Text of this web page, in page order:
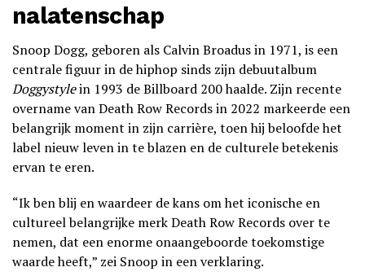
nalatenschap
Snoop Dogg, geboren als Calvin Broadus in 1971, is een
centrale figuur in de hiphop sinds zijn debuutalbum
Doggystylein 1993 de Billboard 200 haalde. Zijn recente
overname van Death Row Records in 2022 markeerde een
belangrijk moment in zijn carrière, toen hij beloofde het
label nieuw leven in te blazen en de culturele betekenis
ervan te eren.
“Ik ben blij en waardeer de kans om het iconische en
cultureel belangrijke merk Death Row Records over te
nemen, dat een enorme onaangeboorde toekomstige
waarde heeft,” zei Snoop in een verklaring.